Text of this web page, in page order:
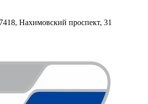
Нахимовский проспект, 31